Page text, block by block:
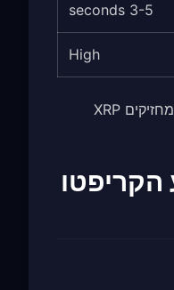
3-5 seconds
High
: משתמשים המחזיקים XRP